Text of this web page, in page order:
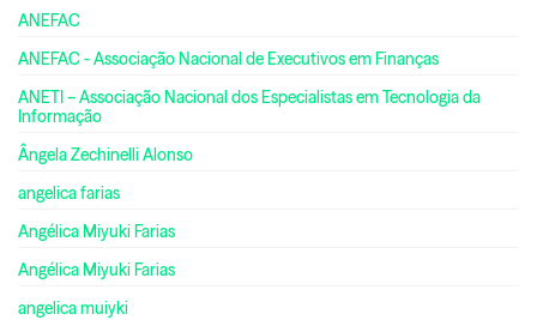
ANEFAC
ANEFAC - Associação Nacional de Executivos em Finanças
ANETI – Associação Nacional dos Especialistas em Tecnologia da
Informação
Ângela Zechinelli Alonso
angelica farias
Angélica Miyuki Farias
Angélica Miyuki Farias
angelica muiyki